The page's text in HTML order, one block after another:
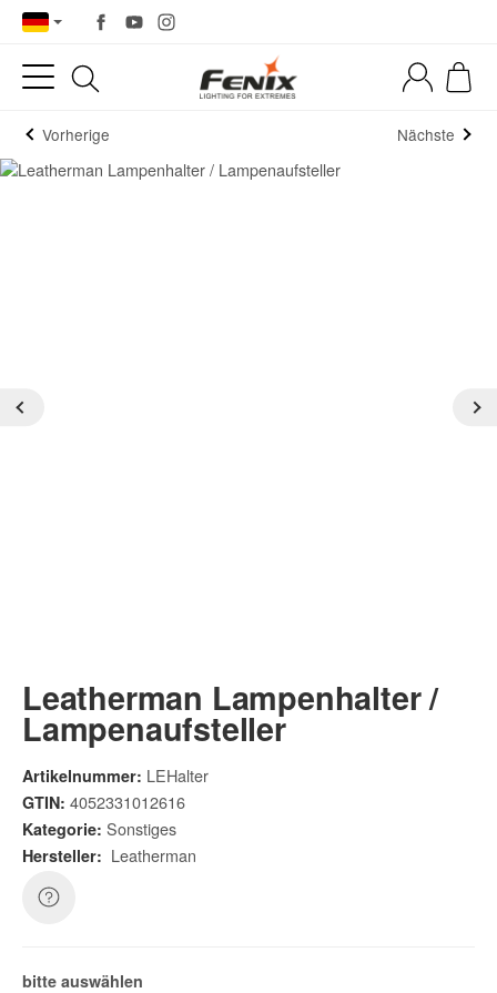
Vorherige Nächste
Leatherman Lampenhalter /
Lampenaufsteller
Artikelnummer: LEHalter
GTIN: 4052331012616
Kategorie: Sonstiges
Hersteller: Leatherman
bitte auswählen